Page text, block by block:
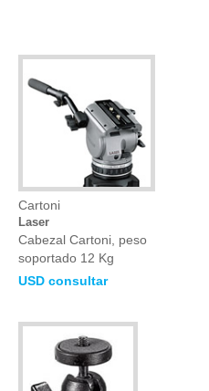
Cartoni
Laser
Cabezal Cartoni, peso
soportado 12 Kg
USD consultar